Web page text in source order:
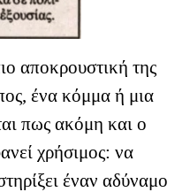
αποκρουστική της
ένα κόμμα ή μια
πως ακόμη και ο
χρήσιμος: να
έναν αδύναμο